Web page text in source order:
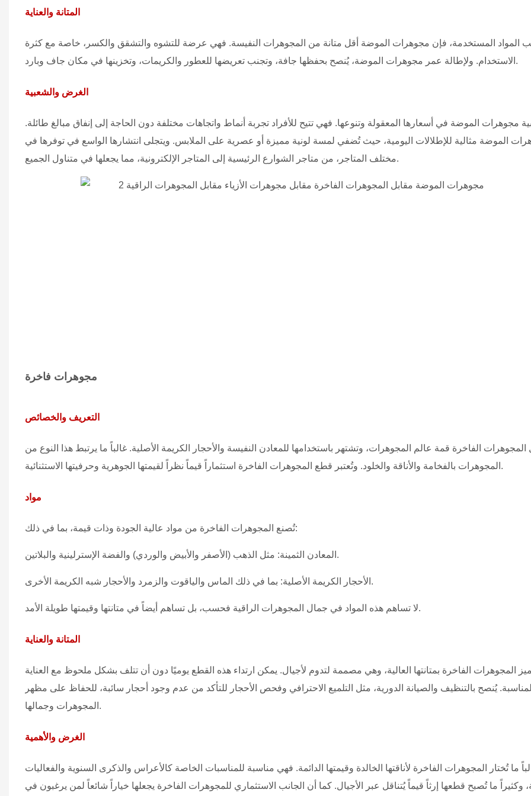
المتانة والعناية
المواد المستخدمة، فإن مجوهرات الموضة أقل متانة من المجوهرات النفيسة. فهي عرضة للتشوه والتشقق والكسر، خاصة مع كثرة
الاستخدام. ولإطالة عمر مجوهرات الموضة، يُنصح بحفظها جافة، وتجنب تعريضها للعطور والكريمات، وتخزينها في مكان جاف وبارد.
الغرض والشعبية
مجوهرات الموضة في أسعارها المعقولة وتنوعها. فهي تتيح للأفراد تجربة أنماط واتجاهات مختلفة دون الحاجة إلى إنفاق مبالغ طائلة.
الموضة مثالية للإطلالات اليومية، حيث تُضفي لمسة لونية مميزة أو عصرية على الملابس. ويتجلى انتشارها الواسع في توفرها في
مختلف المتاجر، من متاجر الشوارع الرئيسية إلى المتاجر الإلكترونية، مما يجعلها في متناول الجميع.
مجوهرات فاخرة
التعريف والخصائص
المجوهرات الفاخرة قمة عالم المجوهرات، وتشتهر باستخدامها للمعادن النفيسة والأحجار الكريمة الأصلية. غالباً ما يرتبط هذا النوع من
المجوهرات بالفخامة والأناقة والخلود. وتُعتبر قطع المجوهرات الفاخرة استثماراً قيماً نظراً لقيمتها الجوهرية وحرفيتها الاستثنائية.
مواد
تُصنع المجوهرات الفاخرة من مواد عالية الجودة وذات قيمة، بما في ذلك:
المعادن الثمينة: ​​مثل الذهب (الأصفر والأبيض والوردي) والفضة الإسترلينية والبلاتين.
الأحجار الكريمة الأصلية: بما في ذلك الماس والياقوت والزمرد والأحجار شبه الكريمة الأخرى.
لا تساهم هذه المواد في جمال المجوهرات الراقية فحسب، بل تساهم أيضاً في متانتها وقيمتها طويلة الأمد.
المتانة والعناية
المجوهرات الفاخرة بمتانتها العالية، وهي مصممة لتدوم لأجيال. يمكن ارتداء هذه القطع يوميًا دون أن تتلف بشكل ملحوظ مع العناية
يُنصح بالتنظيف والصيانة الدورية، مثل التلميع الاحترافي وفحص الأحجار للتأكد من عدم وجود أحجار سائبة، للحفاظ على مظهر
المجوهرات وجمالها.
الغرض والأهمية
ما تُختار المجوهرات الفاخرة لأناقتها الخالدة وقيمتها الدائمة. فهي مناسبة للمناسبات الخاصة كالأعراس والذكرى السنوية والفعاليات
وكثيراً ما تُصبح قطعها إرثاً قيماً يُتناقل عبر الأجيال. كما أن الجانب الاستثماري للمجوهرات الفاخرة يجعلها خياراً شائعاً لمن يرغبون في